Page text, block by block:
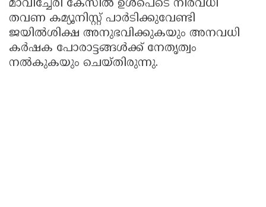
മാവിച്ചേരി കേസില്‍ ഉള്‍പെടെ നിരവധി
തവണ കമ്യൂനിസ്റ്റ് പാര്‍ടിക്കുവേണ്ടി
ജയില്‍ശിക്ഷ അനുഭവിക്കുകയും അനവധി
കര്‍ഷക പോരാട്ടങ്ങള്‍ക്ക് നേതൃത്വം
നല്‍കുകയും ചെയ്തിരുന്നു.